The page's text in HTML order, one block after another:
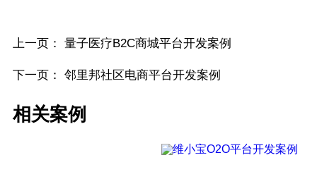
上一页： 量子医疗B2C商城平台开发案例
下一页： 邻里邦社区电商平台开发案例
相关案例